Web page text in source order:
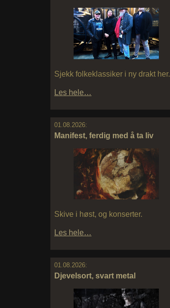
Sjekk folkeklassiker i ny drakt her.
Les hele…
01.08.2026:
Manifest, ferdig med å ta liv
Skive i høst, og konserter.
Les hele…
01.08.2026:
Djevelsort, svart metal